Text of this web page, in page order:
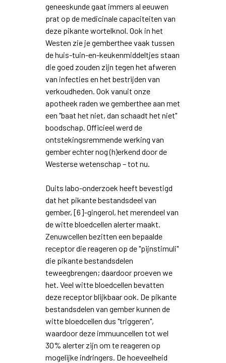
geneeskunde gaat immers al eeuwen
prat op de medicinale capaciteiten van
deze pikante wortelknol. Ook in het
Westen zie je gemberthee vaak tussen
de huis-tuin-en-keukenmiddeltjes staan
die goed zouden zijn tegen het afweren
van infecties en het bestrijden van
verkoudheden. Ook vanuit onze
apotheek raden we gemberthee aan met
een "baat het niet, dan schaadt het niet"
boodschap. Officieel werd de
ontstekingsremmende werking van
gember echter nog (h)erkend door de
Westerse wetenschap – tot nu.
Duits labo-onderzoek heeft bevestigd
dat het pikante bestandsdeel van
gember, [6]-gingerol, het merendeel van
de witte bloedcellen alerter maakt.
Zenuwcellen bezitten een bepaalde
receptor die reageren op de "pijnstimuli"
die pikante bestandsdelen
teweegbrengen; daardoor proeven we
het. Veel witte bloedcellen bevatten
deze receptor blijkbaar ook. De pikante
bestandsdelen van gember kunnen de
witte bloedcellen dus "triggeren",
waardoor deze immuuncellen tot wel
30% alerter zijn om te reageren op
mogelijke indringers. De hoeveelheid